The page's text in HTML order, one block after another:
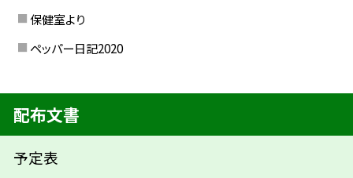
保健室より
ペッパー日記2020
配布文書
予定表